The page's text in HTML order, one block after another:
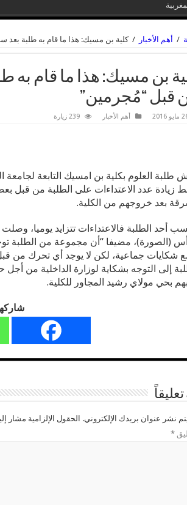
/ أهم الأخبار / كلية بن مسيك: هذا ما قام به طلبة بعد
بن مسيك: هذا ما قام به
قبل “مُجرمين”
2016 أهم الأخبار 239 زيارة
طلبة العلوم بكلية بن امسيك التابعة لجامعة
زيادة عدد الاعتداءات على الطلبة من قبل
بعد خروجهم من الكلية.
أحد الطلبة فالاعتداءات تتزايد يوميا،
(الصورة)، مضيفا “أن مجموعة من الطلبة
شكايات جماعية، لكن لا يوجد أي تحرك من قبل
إلى التوجه بشكاية لوزارة الداخلية من
بحي مولاي رشيد المجاور للكلية.
نشر عنوان بريدك الإلكتروني. الحقول الإلزامية مشار
*